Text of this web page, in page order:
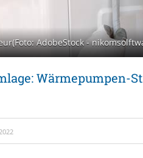
AdobeStock -
Wärmepumpen-